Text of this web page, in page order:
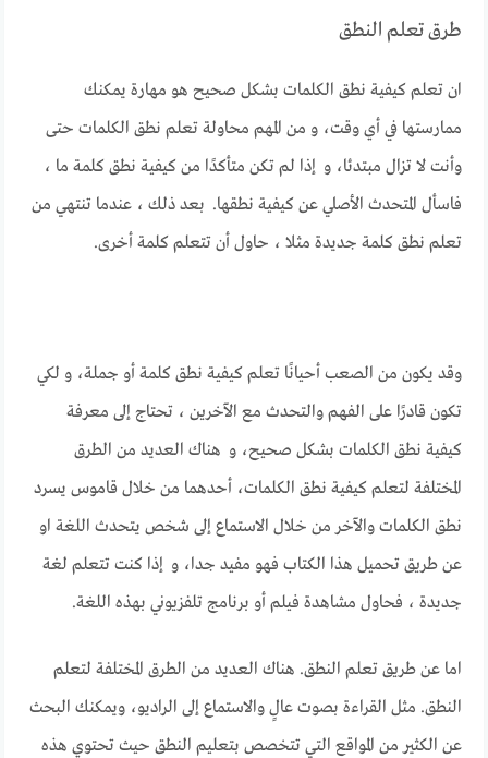
طرق تعلم النطق
ان تعلم كيفية نطق الكلمات بشكل صحيح هو مهارة يمكنك
ممارستها في أي وقت، و من المهم محاولة تعلم نطق الكلمات حتى
وأنت لا تزال مبتدئا، و إذا لم تكن متأكدًا من كيفية نطق كلمة ما ،
فاسأل المتحدث الأصلي عن كيفية نطقها. بعد ذلك ، عندما تنتهي من
تعلم نطق كلمة جديدة مثلا ، حاول أن تتعلم كلمة أخرى.
وقد يكون من الصعب أحيانًا تعلم كيفية نطق كلمة أو جملة، و لكي
تكون قادرًا على الفهم والتحدث مع الآخرين ، تحتاج إلى معرفة
كيفية نطق الكلمات بشكل صحيح، و هناك العديد من الطرق
المختلفة لتعلم كيفية نطق الكلمات، أحدهما من خلال قاموس يسرد
نطق الكلمات والآخر من خلال الاستماع إلى شخص يتحدث اللغة او
عن طريق تحميل هذا الكتاب فهو مفيد جدا، و إذا كنت تتعلم لغة
جديدة ، فحاول مشاهدة فيلم أو برنامج تلفزيوني بهذه اللغة.
اما عن طريق تعلم النطق. هناك العديد من الطرق المختلفة لتعلم
النطق. مثل القراءة بصوت عالٍ والاستماع إلى الراديو، ويمكنك البحث
عن الكثير من المواقع التي تتخصص بتعليم النطق حيث تحتوي هذه